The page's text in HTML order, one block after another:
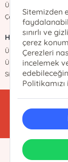
Üyelik Sözleşmesi
Çerez Politikası
HIZLI ERİŞİM
Üye Ol
Üye Girişi
Sipariş Takip
Sitemizden
sınırlı ve
çerez
Çerezleri
incelemek